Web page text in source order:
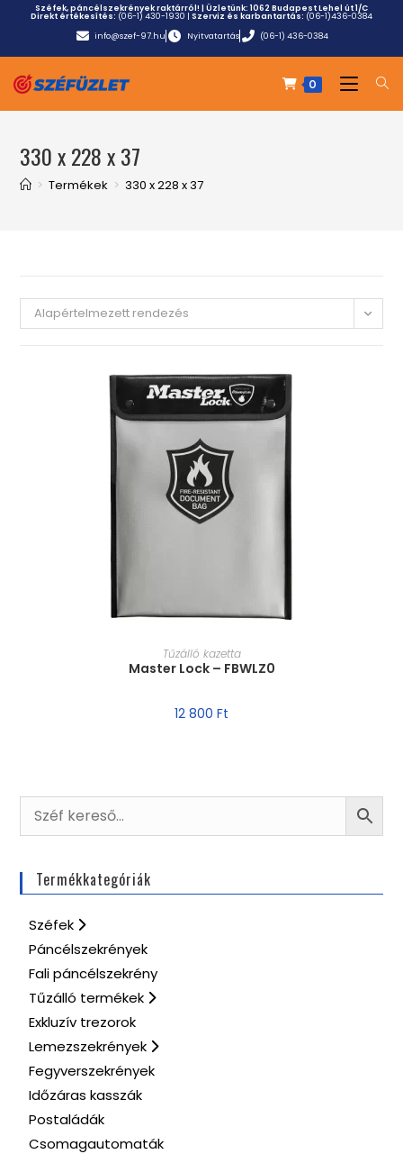
Széfek, páncélszekrények raktárról! | Üzletünk:1062 Budapest Lehel út 1/C
Direkt értékesítés: (06-1) 430-1930 | Szerviz és karbantartás: (06-1)436-0384
info@szef-97.hu
Nyitvatartás (06-1) 436-0384
0
330 x 228 x 37
> Termékek > 330 x 228 x 37
Alapértelmezett rendezés
MÉRET VÁLASZTÁSA
Tűzálló kazetta
Master Lock – FBWLZ0
12 800 Ft
Termékkategóriák
Széfek
Páncélszekrények
Fali páncélszekrény
Tűzálló termékek
Exkluzív trezorok
Lemezszekrények
Fegyverszekrények
Időzáras kasszák
Postaládák
Csomagautomaták